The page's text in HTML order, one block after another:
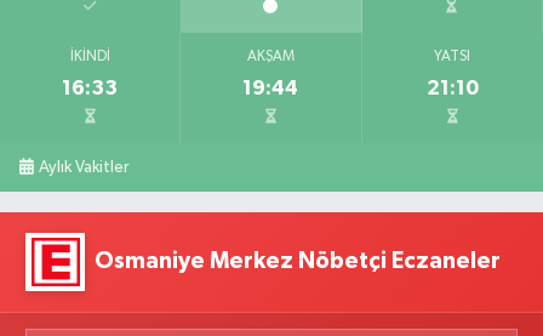
İKINDI
16:33
AKŞAM
19:44
YATSI
21:10
Aylık Vakitler
Osmaniye Merkez Nöbetçi Eczaneler